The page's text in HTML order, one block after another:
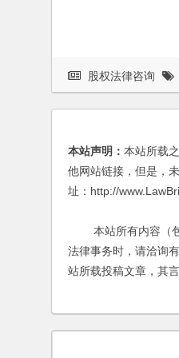
股权法律咨询
本站声明： 本站所载
他网站链接，但是，
址：http://
本站所有内容（包
法律事务时，请洽询
站所载投稿文章，其